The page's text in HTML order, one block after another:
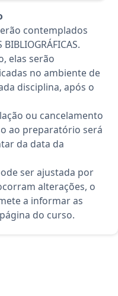
contemplados
elas serão
no ambiente de
disciplina, após o
ou cancelamento
ao preparatório será
da data da
ser ajustada por
alterações, o
a informar as
do curso.